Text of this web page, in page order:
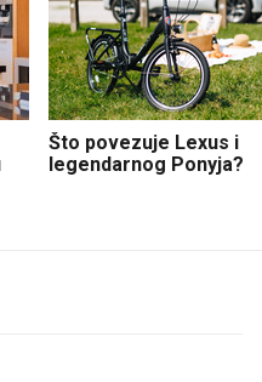
Što povezuje Lexus i
legendarnog Ponyja?